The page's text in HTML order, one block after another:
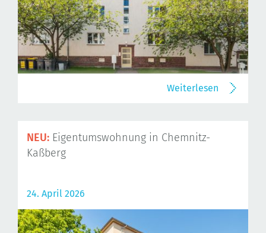
Weiterlesen
NEU: Eigentumswohnung in Chemnitz-
Kaßberg
24. April 2026